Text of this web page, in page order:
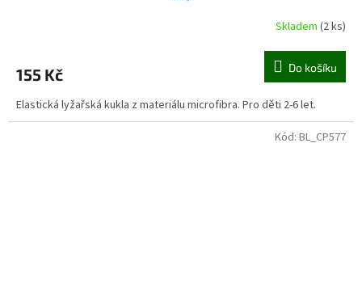
Skladem (2 ks)
155 Kč Do košíku
Elastická lyžařská kukla z materiálu microfibra. Pro děti 2-6 let.
Kód: BL_CP577